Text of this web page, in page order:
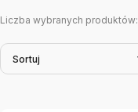
Liczba wybranych produktów:
Sortuj